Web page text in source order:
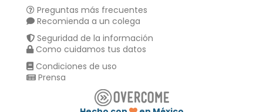
Preguntas más frecuentes
Recomienda a un colega
Seguridad de la información
Como cuidamos tus datos
Condiciones de uso
Prensa